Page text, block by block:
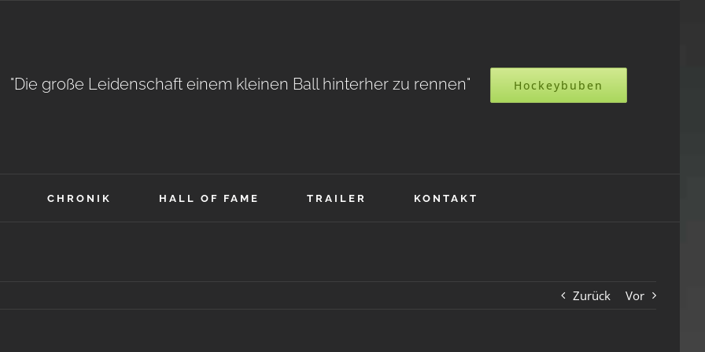
"Die große Leidenschaft einem kleinen Ball hinterher zu rennen" Hockeybuben
CHRONIK HALL OF FAME TRAILER KONTAKT
Zurück Vor